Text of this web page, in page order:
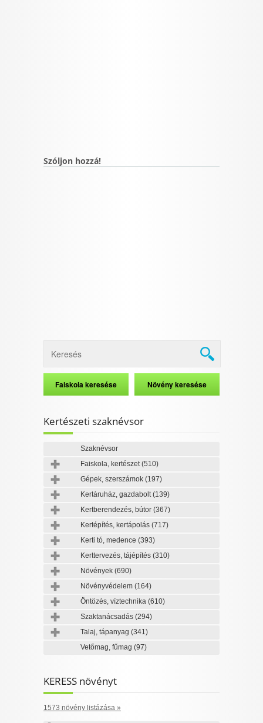
Szóljon hozzá!
Kertészeti szaknévsor
Szaknévsor
Faiskola, kertészet(510)
Gépek, szerszámok (197)
Kertáruház, gazdabolt(139)
Kertberendezés, bútor (367)
Kertépítés, kertápolás (717)
Kerti tó, medence (393)
Kerttervezés, tájépítés (310)
Növények (690)
Növényvédelem (164)
Öntözés, víztechnika (610)
Szaktanácsadás (294)
Talaj, tápanyag (341)
Vetőmag, fűmag (97)
KERESS növényt
1573 növény listázása »